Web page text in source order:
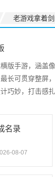
老游戏拿着
版手游，涵盖
长可贯穿整屏
巧妙，打击感
名录
08-07